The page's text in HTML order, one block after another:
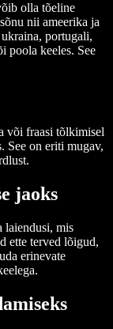
olla tõeline
nii ameerika ja
portugali,
poola keeles. See
või fraasi tõlkimisel
See on eriti mugav,
jaoks
laiendusi, mis
ette terved lõigud,
erinevate